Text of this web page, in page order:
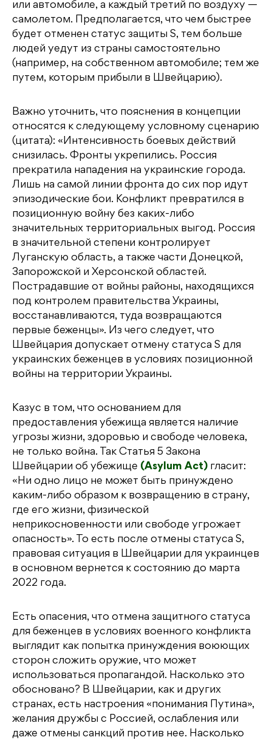
или автомобиле, а каждый третий по воздуху —
самолетом. Предполагается, что чем быстрее
будет отменен статус защиты S, тем больше
людей уедут из страны самостоятельно
(например, на собственном автомобиле; тем же
путем, которым прибыли в Швейцарию).
Важно уточнить, что пояснения в концепции
относятся к следующему условному сценарию
(цитата): «Интенсивность боевых действий
снизилась. Фронты укрепились. Россия
прекратила нападения на украинские города.
Лишь на самой линии фронта до сих пор идут
эпизодические бои. Конфликт превратился в
позиционную войну без каких-либо
значительных территориальных выгод. Россия
в значительной степени контролирует
Луганскую область, а также части Донецкой,
Запорожской и Херсонской областей.
Пострадавшие от войны районы, находящихся
под контролем правительства Украины,
восстанавливаются, туда возвращаются
первые беженцы». Из чего следует, что
Швейцария допускает отмену статуса S для
украинских беженцев в условиях позиционной
войны на территории Украины.
Казус в том, что основанием для
предоставления убежища является наличие
угрозы жизни, здоровью и свободе человека,
не только война. Так Статья 5 Закона
Швейцарии об убежище (Asylum Act) гласит:
«Ни одно лицо не может быть принуждено
каким-либо образом к возвращению в страну,
где его жизни, физической
неприкосновенности или свободе угрожает
опасность». То есть после отмены статуса S,
правовая ситуация в Швейцарии для украинцев
в основном вернется к состоянию до марта
2022 года.
Есть опасения, что отмена защитного статуса
для беженцев в условиях военного конфликта
выглядит как попытка принуждения воюющих
сторон сложить оружие, что может
использоваться пропагандой. Насколько это
обосновано? В Швейцарии, как и других
странах, есть настроения «понимания Путина»,
желания дружбы с Россией, ослабления или
даже отмены санкций против нее. Насколько